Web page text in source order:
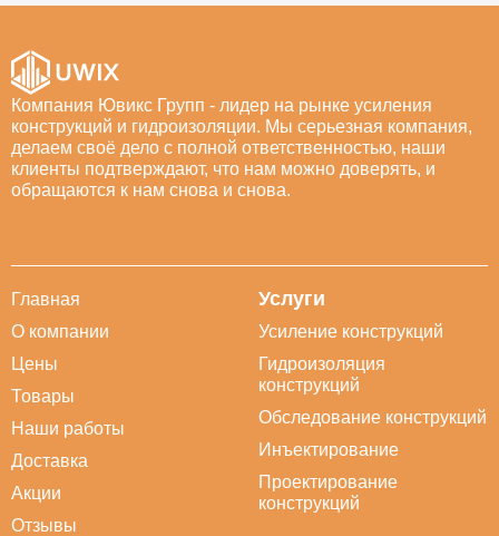
Компания Ювикс Групп - лидер на рынке усиления
конструкций и гидроизоляции. Мы серьезная компания,
делаем своё дело с полной ответственностью, наши
клиенты подтверждают, что нам можно доверять, и
обращаются к нам снова и снова.
Главная
О компании
Цены
Товары
Наши работы
Доставка
Акции
Отзывы
Услуги
Усиление конструкций
Гидроизоляция
конструкций
Обследование конструкций
Инъектирование
Проектирование
конструкций